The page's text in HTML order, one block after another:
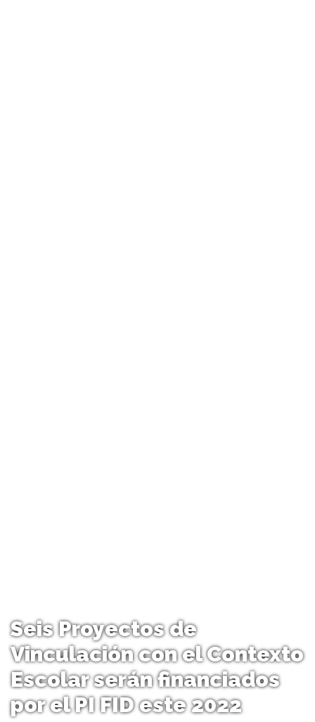
Seis Proyectos de
Vinculación con el Contexto
Escolar serán financiados
por el PI FID este 2022